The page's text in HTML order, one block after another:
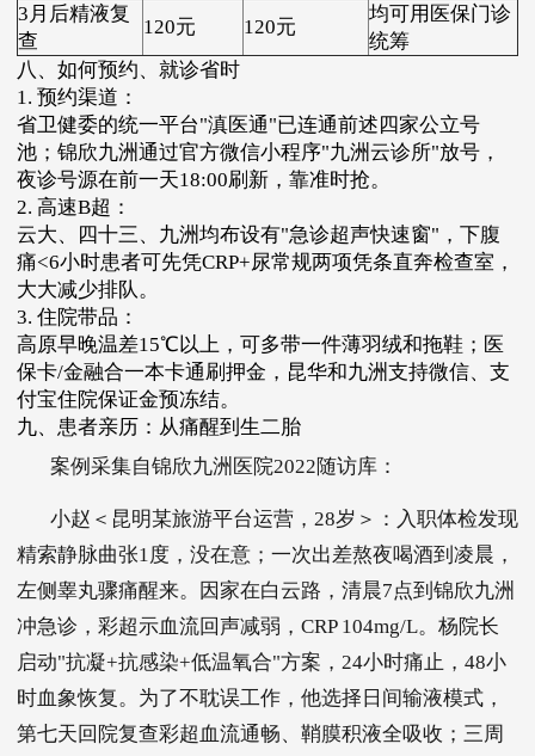
3月后精液复
查
120元 120元
均可用医保门诊
统筹
八、如何预约、就诊省时
1. 预约渠道：
省卫健委的统一平台"滇医通"已连通前述四家公立号
池；锦欣九洲通过官方微信小程序"九洲云诊所"放号，
夜诊号源在前一天18:00刷新，靠准时抢。
2. 高速B超：
云大、四十三、九洲均布设有"急诊超声快速窗"，下腹
痛<6小时患者可先凭CRP+尿常规两项凭条直奔检查室，
大大减少排队。
3. 住院带品：
高原早晚温差15℃以上，可多带一件薄羽绒和拖鞋；医
保卡/金融合一本卡通刷押金，昆华和九洲支持微信、支
付宝住院保证金预冻结。
九、患者亲历：从痛醒到生二胎
案例采集自锦欣九洲医院2022随访库：
小赵＜昆明某旅游平台运营，28岁＞：入职体检发现
精索静脉曲张1度，没在意；一次出差熬夜喝酒到凌晨，
左侧睾丸骤痛醒来。因家在白云路，清晨7点到锦欣九洲
冲急诊，彩超示血流回声减弱，CRP 104mg/L。杨院长
启动"抗凝+抗感染+低温氧合"方案，24小时痛止，48小
时血象恢复。为了不耽误工作，他选择日间输液模式，
第七天回院复查彩超血流通畅、鞘膜积液全吸收；三周